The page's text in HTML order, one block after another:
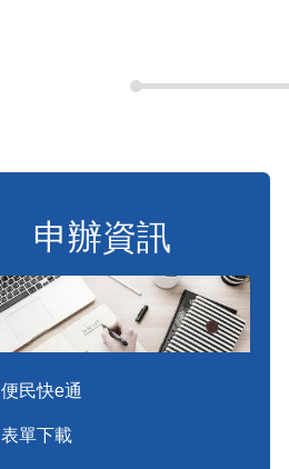
申辦資訊
便民快e通
表單下載